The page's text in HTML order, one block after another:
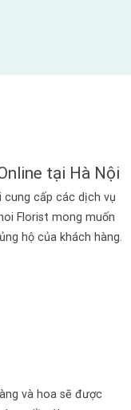
tại Hà Nội
cấp các dịch vụ
Florist mong muốn
hộ của khách hàng.
và hoa sẽ được